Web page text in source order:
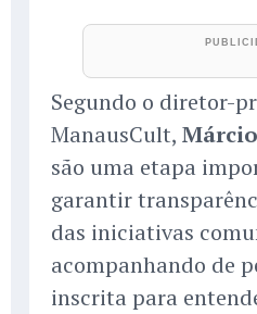
Segundo o diretor-
ManausCult,
são uma etapa
garantir
das iniciativas
acompanhando de
inscrita para